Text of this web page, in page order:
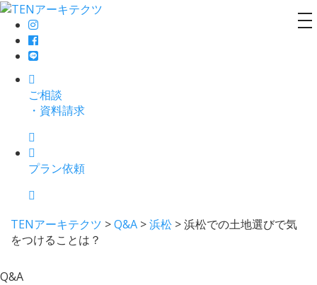
ご相談
・資料請求
プラン依頼
TENアーキテクツ >Q&A >浜松 >浜松での土地選びで気
をつけることは？
Q&A